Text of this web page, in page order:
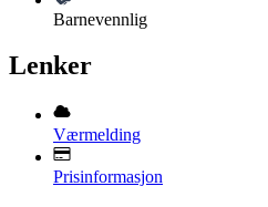
Barnevennlig
Lenker
Værmelding
Prisinformasjon